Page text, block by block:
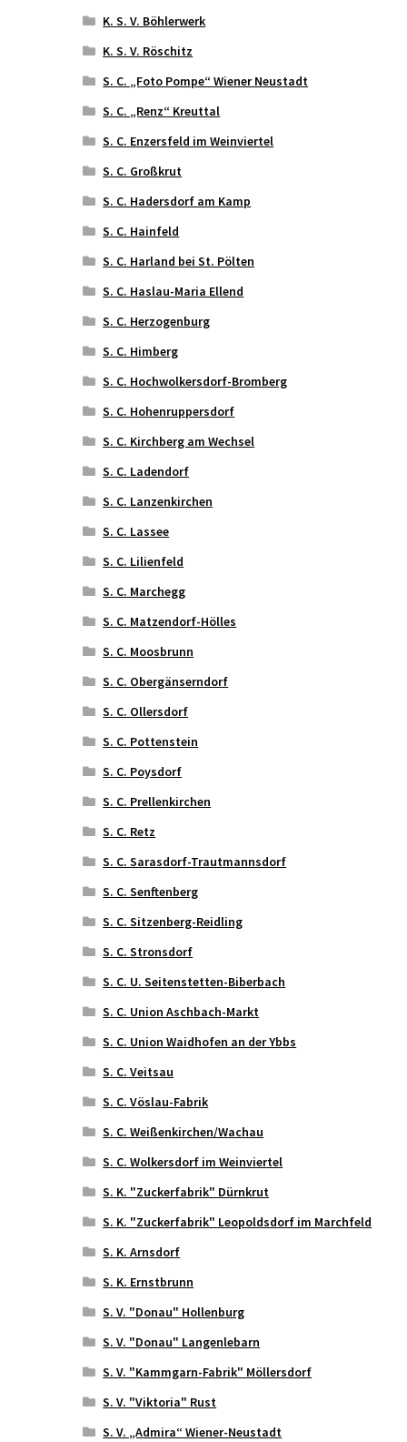
K. S. V. Böhlerwerk
K. S. V. Röschitz
S. C. „Foto Pompe“ Wiener Neustadt
S. C. „Renz“ Kreuttal
S. C. Enzersfeld im Weinviertel
S. C. Großkrut
S. C. Hadersdorf am Kamp
S. C. Hainfeld
S. C. Harland bei St. Pölten
S. C. Haslau-Maria Ellend
S. C. Herzogenburg
S. C. Himberg
S. C. Hochwolkersdorf-Bromberg
S. C. Hohenruppersdorf
S. C. Kirchberg am Wechsel
S. C. Ladendorf
S. C. Lanzenkirchen
S. C. Lassee
S. C. Lilienfeld
S. C. Marchegg
S. C. Matzendorf-Hölles
S. C. Moosbrunn
S. C. Obergänserndorf
S. C. Ollersdorf
S. C. Pottenstein
S. C. Poysdorf
S. C. Prellenkirchen
S. C. Retz
S. C. Sarasdorf-Trautmannsdorf
S. C. Senftenberg
S. C. Sitzenberg-Reidling
S. C. Stronsdorf
S. C. U. Seitenstetten-Biberbach
S. C. Union Aschbach-Markt
S. C. Union Waidhofen an der Ybbs
S. C. Veitsau
S. C. Vöslau-Fabrik
S. C. Weißenkirchen/Wachau
S. C. Wolkersdorf im Weinviertel
S. K. "Zuckerfabrik" Dürnkrut
S. K. "Zuckerfabrik" Leopoldsdorf im Marchfeld
S. K. Arnsdorf
S. K. Ernstbrunn
S. V. "Donau" Hollenburg
S. V. "Donau" Langenlebarn
S. V. "Kammgarn-Fabrik" Möllersdorf
S. V. "Viktoria" Rust
S. V. „Admira“ Wiener-Neustadt